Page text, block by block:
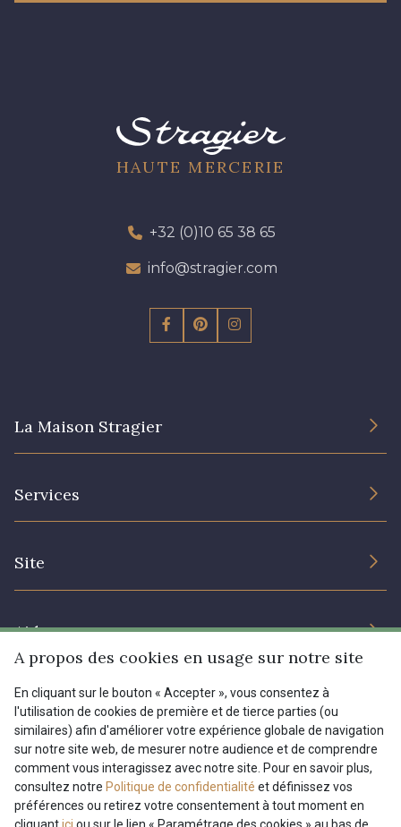
HAUTE MERCERIE
+32 (0)10 65 38 65
info@stragier.com
La Maison Stragier
Services
Site
Prix réduits
Aide
Livraison : France, Belgique, International
Retours & réclamations
FAQ - Questions fréquentes
Modes de paiements
Menu
Tous nos tissus
Magazine
FR EN
A propos des cookies en usage sur notre site
En cliquant sur le bouton « Accepter », vous consentez à
l'utilisation de cookies de première et de tierce parties (ou
similaires) afin d'améliorer votre expérience globale de navigation
sur notre site web, de mesurer notre audience et de comprendre
comment vous interagissez avec notre site. Pour en savoir plus,
consultez notre Politique de confidentialité et définissez vos
préférences ou retirez votre consentement à tout moment en